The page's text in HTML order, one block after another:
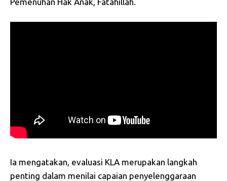
Ia mengatakan, evaluasi KLA merupakan langkah
penting dalam menilai capaian penyelenggaraan